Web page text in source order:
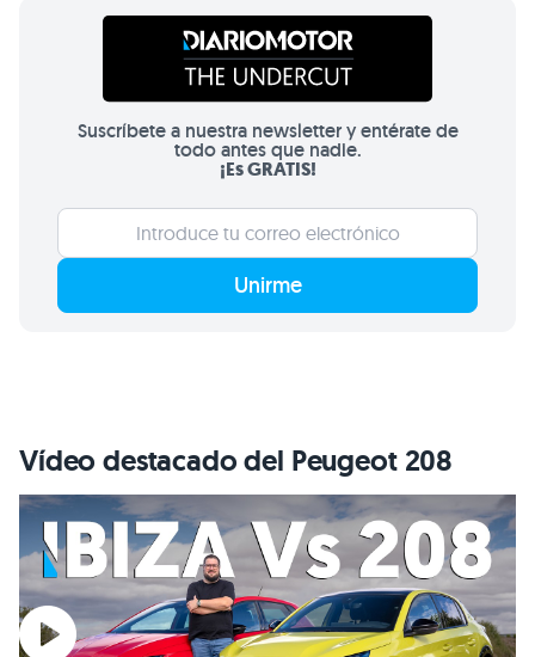
Suscríbete a nuestra newsletter y entérate de
todo antes que nadie.
¡Es GRATIS!
Unirme
Vídeo destacado del Peugeot 208